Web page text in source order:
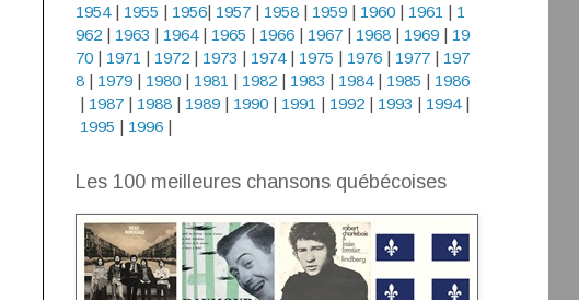
1954| 1955 | 1956| 1957| 1958| 1959| 1960| 1961 | 1
962| 1963 | 1964| 1965 | 1966 | 1967| 1968| 1969| 19
70| 1971 | 1972| 1973 | 1974| 1975 | 1976| 1977| 197
8| 1979| 1980| 1981 | 1982| 1983 | 1984| 1985 | 1986
| 1987| 1988| 1989| 1990| 1991 | 1992| 1993 | 1994|
1995 | 1996|
Les 100 meilleures chansons québécoises